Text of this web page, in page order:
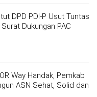
DPD PDI-P Usut Tuntas
Dukungan PAC
Way Handak, Pemkab
ASN Sehat, Solid dan